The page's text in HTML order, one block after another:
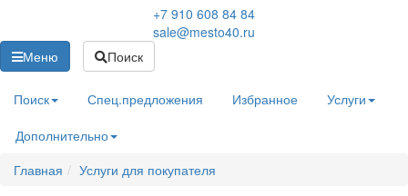
+7 910 608 84 84
sale@mesto40.ru
Меню
Поиск
Поиск Спец.предложения Избранное
Услуги
Дополнительно
Главная
Услуги для покупателя